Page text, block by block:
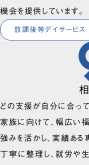
機会を提供しています。
放課後等デイサービス
どの支援が自分に合っ
家族に向けて、幅広い
強みを活かし、実績あ
丁寧に整理し、就労や